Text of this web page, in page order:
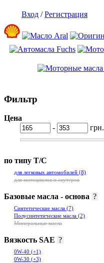
Вход /Регистрация
Фильтр
Цена
-
грн.
по типу Т/С
для легковых автомобилей (8)
для мотоциклов и скутеров
Базовые масла - основа ?
Синтетические масла (7)
Полусинтетические масла (2)
Минеральные масла
Вязкость SAE ?
0W-40 (+1)
0W-30 (+3)